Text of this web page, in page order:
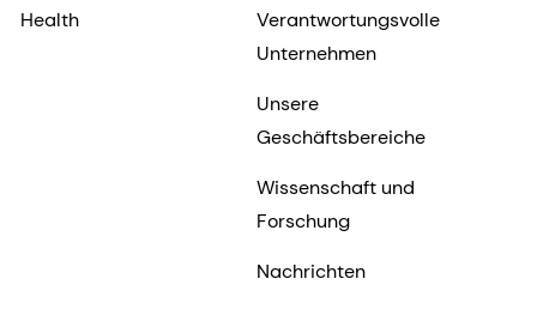
Health
Verantwortungsvolle
Unternehmen
Unsere
Geschäftsbereiche
Wissenschaft und
Forschung
Nachrichten